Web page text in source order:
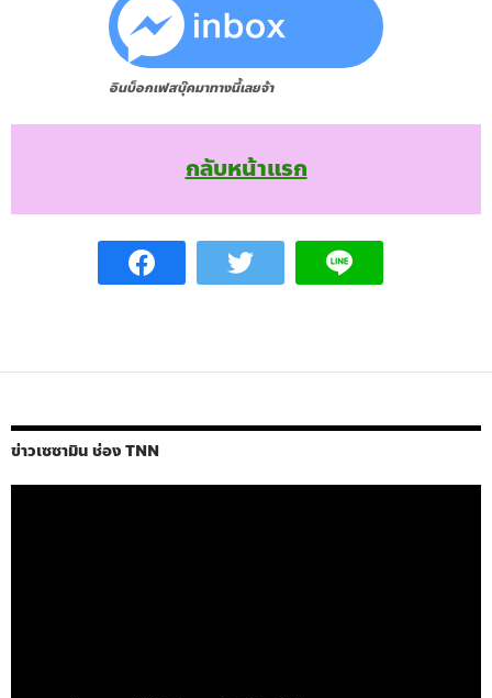
อินบ็อกเฟสบุ๊คมาทางนี้เลยจ้า
กลับหน้าแรก
ข่าวเซซามิน ช่อง TNN